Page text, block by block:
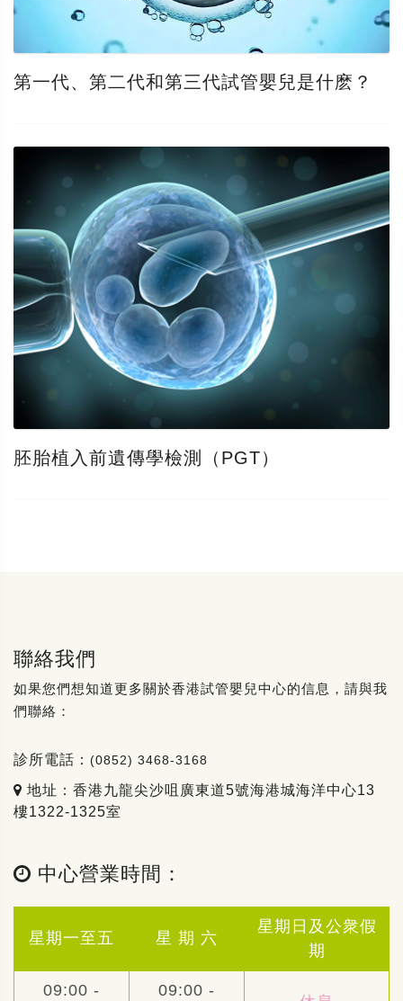
第一代、第二代和第三代試管嬰兒是什麽？
胚胎植入前遺傳學檢測（PGT）
聯絡我們
如果您們想知道更多關於香港試管嬰兒中心的信息，請與我
們聯絡：
診所電話： (0852) 3468-3168
地址：香港九龍尖沙咀廣東道5號海港城海洋中心13
樓1322-1325室
中心營業時間：
星期一至五 星 期 六
星期日及公衆假
期
09:00 - 09:00 -